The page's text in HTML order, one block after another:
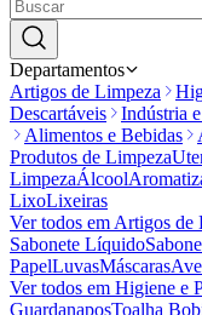
Departamentos
Artigos de Limpeza
Descartáveis
Indústria
Alimentos e Bebidas
Produtos de Limpeza
LimpezaÁlcool
LixoLixeiras
Ver todos em Artigos de
Sabonete Líquido
PapelLuvasMáscaras
Ver todos em Higiene e
GuardanaposToalha